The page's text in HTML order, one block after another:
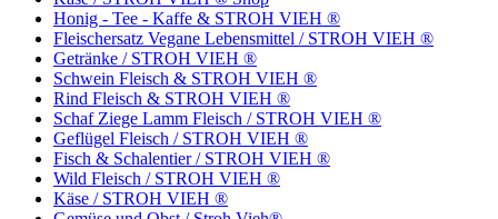
Honig - Tee - Kaffe & STROH VIEH ®
Fleischersatz Vegane Lebensmittel / STROH VIEH ®
Getränke / STROH VIEH ®
Schwein Fleisch & STROH VIEH ®
Rind Fleisch & STROH VIEH ®
Schaf Ziege Lamm Fleisch / STROH VIEH ®
Geflügel Fleisch / STROH VIEH ®
Fisch & Schalentier / STROH VIEH ®
Wild Fleisch / STROH VIEH ®
Käse / STROH VIEH ®